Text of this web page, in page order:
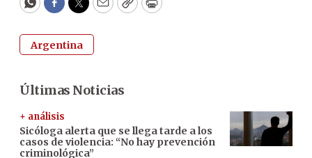
WhatsApp
Facebook
Twitter
EmailCopyPrint
Argentina
Últimas Noticias
+ análisis
Sicóloga alerta que se llega tarde a los
casos de violencia: “No hay prevención
criminológica”